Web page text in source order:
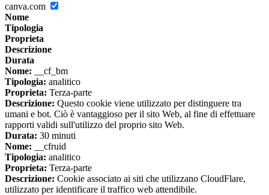
canva.com
Nome
Tipologia
Proprieta
Descrizione
Durata
Nome: __cf_bm
Tipologia: analitico
Proprieta: Terza-parte
Descrizione: Questo cookie viene utilizzato per distinguere tra
umani e bot. Ciò è vantaggioso per il sito Web, al fine di effettuare
rapporti validi sull'utilizzo del proprio sito Web.
Durata: 30 minuti
Nome: __cfruid
Tipologia: analitico
Proprieta: Terza-parte
Descrizione: Cookie associato ai siti che utilizzano CloudFlare,
utilizzato per identificare il traffico web attendibile.